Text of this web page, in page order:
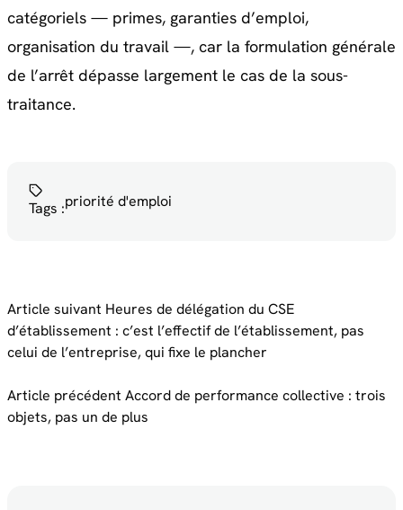
catégoriels — primes, garanties d’emploi,
organisation du travail —, car la formulation générale
de l’arrêt dépasse largement le cas de la sous-
traitance.
Tags :priorité d'emploi
Article suivant Heures de délégation du CSE
d’établissement : c’est l’effectif de l’établissement, pas
celui de l’entreprise, qui fixe le plancher
Article précédent Accord de performance collective : trois
objets, pas un de plus